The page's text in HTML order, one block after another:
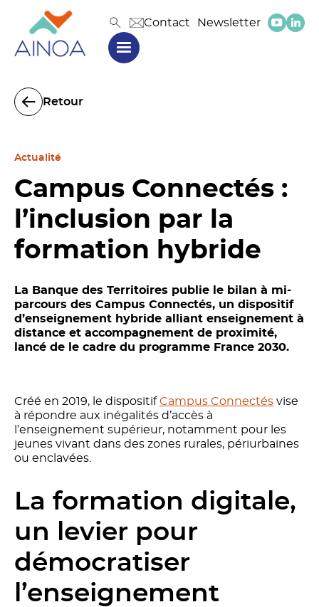
Contact Newsletter
Retour
Actualité
Campus Connectés :
l’inclusion par la
formation hybride
La Banque des Territoires publie le bilan à mi-
parcours des Campus Connectés, un dispositif
d’enseignement hybride alliant enseignement à
distance et accompagnement de proximité,
lancé de le cadre du programme France 2030.
Créé en 2019, le dispositifCampus Connectés vise
à répondre aux inégalités d’accès à
l’enseignement supérieur, notamment pour les
jeunes vivant dans des zones rurales, périurbaines
ou enclavées.
La formation digitale,
un levier pour
démocratiser
l’enseignement